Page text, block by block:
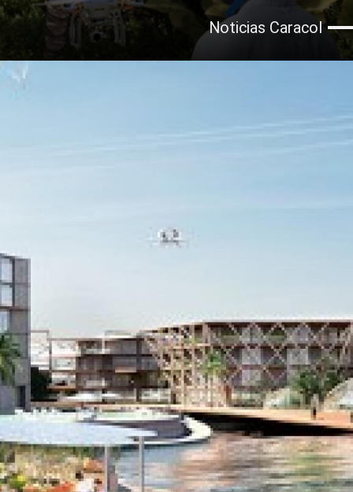
Noticias Caracol